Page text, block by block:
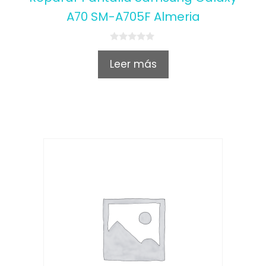
A70 SM-A705F Almeria
0
u
Leer más